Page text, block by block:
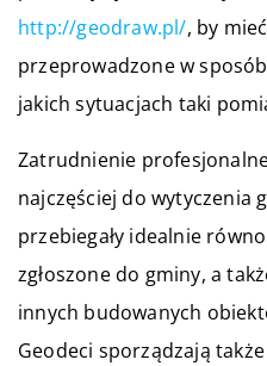
http://geodraw.pl/, by
przeprowadzone w
jakich sytuacjach taki
Zatrudnienie
najczęściej do wytyczenia
przebiegały idealnie
zgłoszone do gminy, a
innych budowanych
Geodeci sporządzają